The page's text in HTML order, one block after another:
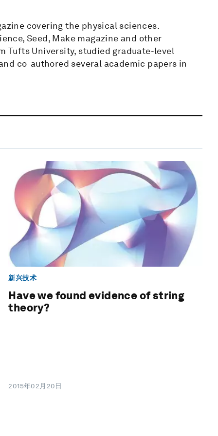
covering the physical sciences.
Seed, Make magazine and other
Tufts University, studied graduate-level
co-authored several academic papers in
新兴技术
Have we found evidence of string
theory?
2015年02月20日